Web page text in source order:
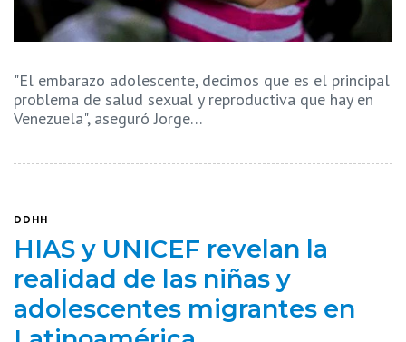
"El embarazo adolescente, decimos que es el principal
problema de salud sexual y reproductiva que hay en
Venezuela", aseguró Jorge…
DDHH
HIAS y UNICEF revelan la
realidad de las niñas y
adolescentes migrantes en